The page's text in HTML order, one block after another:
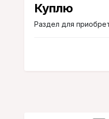
Куплю
Раздел для